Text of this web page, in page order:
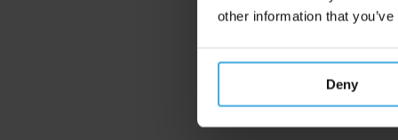
other information that
Deny
Schrijf
Slechts 300